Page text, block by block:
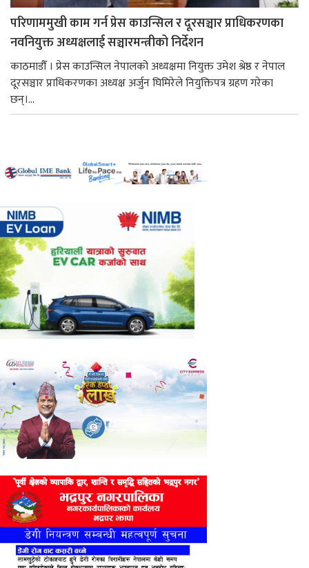
परिणाममुखी काम गर्न प्रेस काउन्सिल र दूरसञ्चार प्राधिकरणका
नवनियुक्त अध्यक्षलाई सञ्चारमन्त्रीको निर्देशन
काठमाडौँ । प्रेस काउन्सिल नेपालको अध्यक्षमा नियुक्त उमेश श्रेष्ठ र नेपाल
दूरसञ्चार प्राधिकरणका अध्यक्ष अर्जुन घिमिरेले नियुक्तिपत्र ग्रहण गरेका
छन्।...